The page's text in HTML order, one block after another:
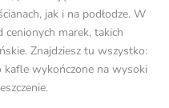
jak i na podłodze. W
cenionych marek, takich
. Znajdziesz tu wszystko:
wykończone na wysoki